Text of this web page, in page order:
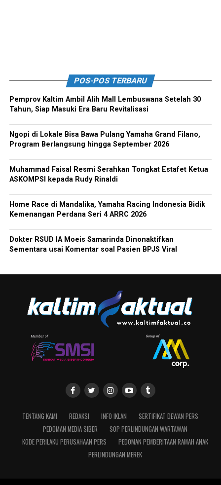
POS-POS TERBARU
Pemprov Kaltim Ambil Alih Mall Lembuswana Setelah 30
Tahun, Siap Masuki Era Baru Revitalisasi
Ngopi di Lokale Bisa Bawa Pulang Yamaha Grand Filano,
Program Berlangsung hingga September 2026
Muhammad Faisal Resmi Serahkan Tongkat Estafet Ketua
ASKOMPSI kepada Rudy Rinaldi
Home Race di Mandalika, Yamaha Racing Indonesia Bidik
Kemenangan Perdana Seri 4 ARRC 2026
Dokter RSUD IA Moeis Samarinda Dinonaktifkan
Sementara usai Komentar soal Pasien BPJS Viral
TENTANG KAMI REDAKSI INFO IKLAN
SERTIFIKAT DEWAN PERS
PEDOMAN MEDIA SIBER
SOP PERLINDUNGAN WARTAWAN
KODE PERILAKU PERUSAHAAN PERS
PEDOMAN PEMBERITAAN RAMAH ANAK
PERLINDUNGAN MEREK